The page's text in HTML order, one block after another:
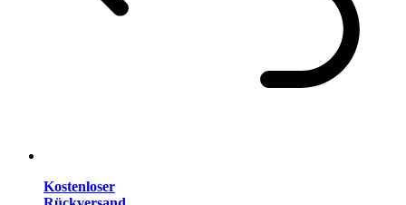
Kostenloser